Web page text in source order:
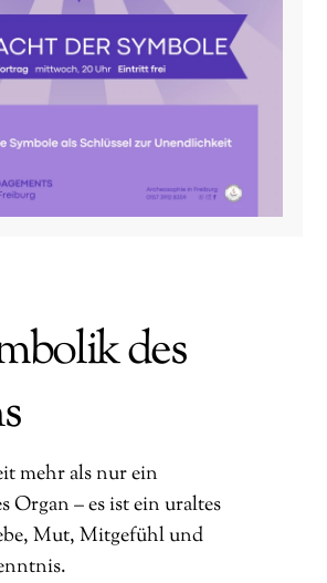
des
mehr als nur ein
Organ – es ist ein uraltes
Mut, Mitgefühl und